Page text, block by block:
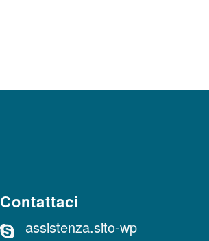
Contattaci
assistenza.sito-wp